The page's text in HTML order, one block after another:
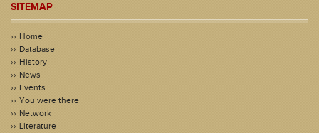
SITEMAP
Home
Database
History
News
Events
You were there
Network
Literature